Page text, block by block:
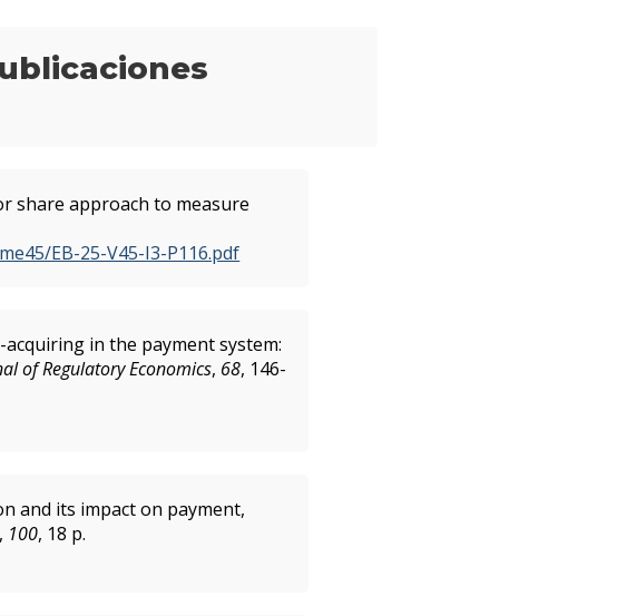
share approach to measure
EB-25-V45-I3-P116.pdf
acquiring in the payment system:
of Regulatory Economics, 68, 146-
and its impact on payment,
, 100, 18 p.